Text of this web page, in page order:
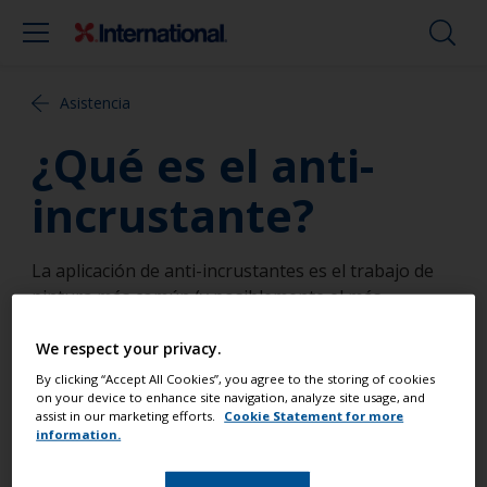
Asistencia
¿Qué es el anti-
incrustante?
La aplicación de anti-incrustantes es el trabajo de
pintura más común (y posiblemente el más
embarcación. Es vital proteger su embarcación con
un producto anti-incrustante, ya que, una vez se
den las primeras incrustaciones en el casco,
rápidamente colonizarán la superficie, dificultando
We respect your privacy.
By clicking “Accept All Cookies”, you agree to the storing of cookies
on your device to enhance site navigation, analyze site usage, and
assist in our marketing efforts.
Cookie Statement for more
information.